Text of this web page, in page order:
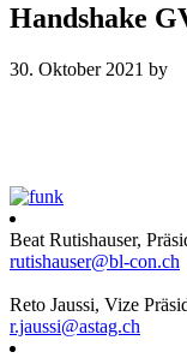
Handshake
30. Oktober 2021 by
Beat Rutishauser,
rutishauser@bl-con.ch
Reto Jaussi, Vize
r.jaussi@astag.ch